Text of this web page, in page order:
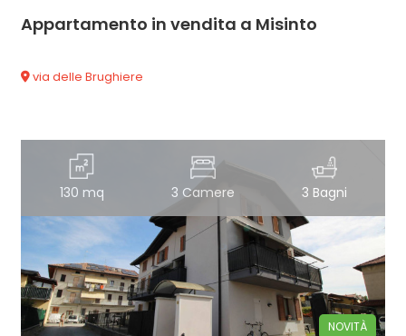
Appartamento in vendita a Misinto
via delle Brughiere
130 mq 3 Camere 3 Bagni
NOVITÀ